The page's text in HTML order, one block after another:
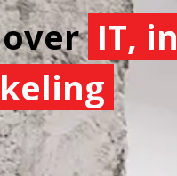
over IT,